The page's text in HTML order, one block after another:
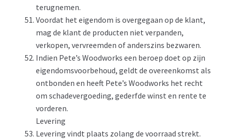
terugnemen.
Voordat het eigendom is overgegaan op de klant,
mag de klant de producten niet verpanden,
verkopen, vervreemden of anderszins bezwaren.
Indien Pete’s Woodworks een beroep doet op zijn
eigendomsvoorbehoud, geldt de overeenkomst als
ontbonden en heeft Pete’s Woodworks het recht
om schadevergoeding, gederfde winst en rente te
vorderen.
Levering
Levering vindt plaats zolang de voorraad strekt.